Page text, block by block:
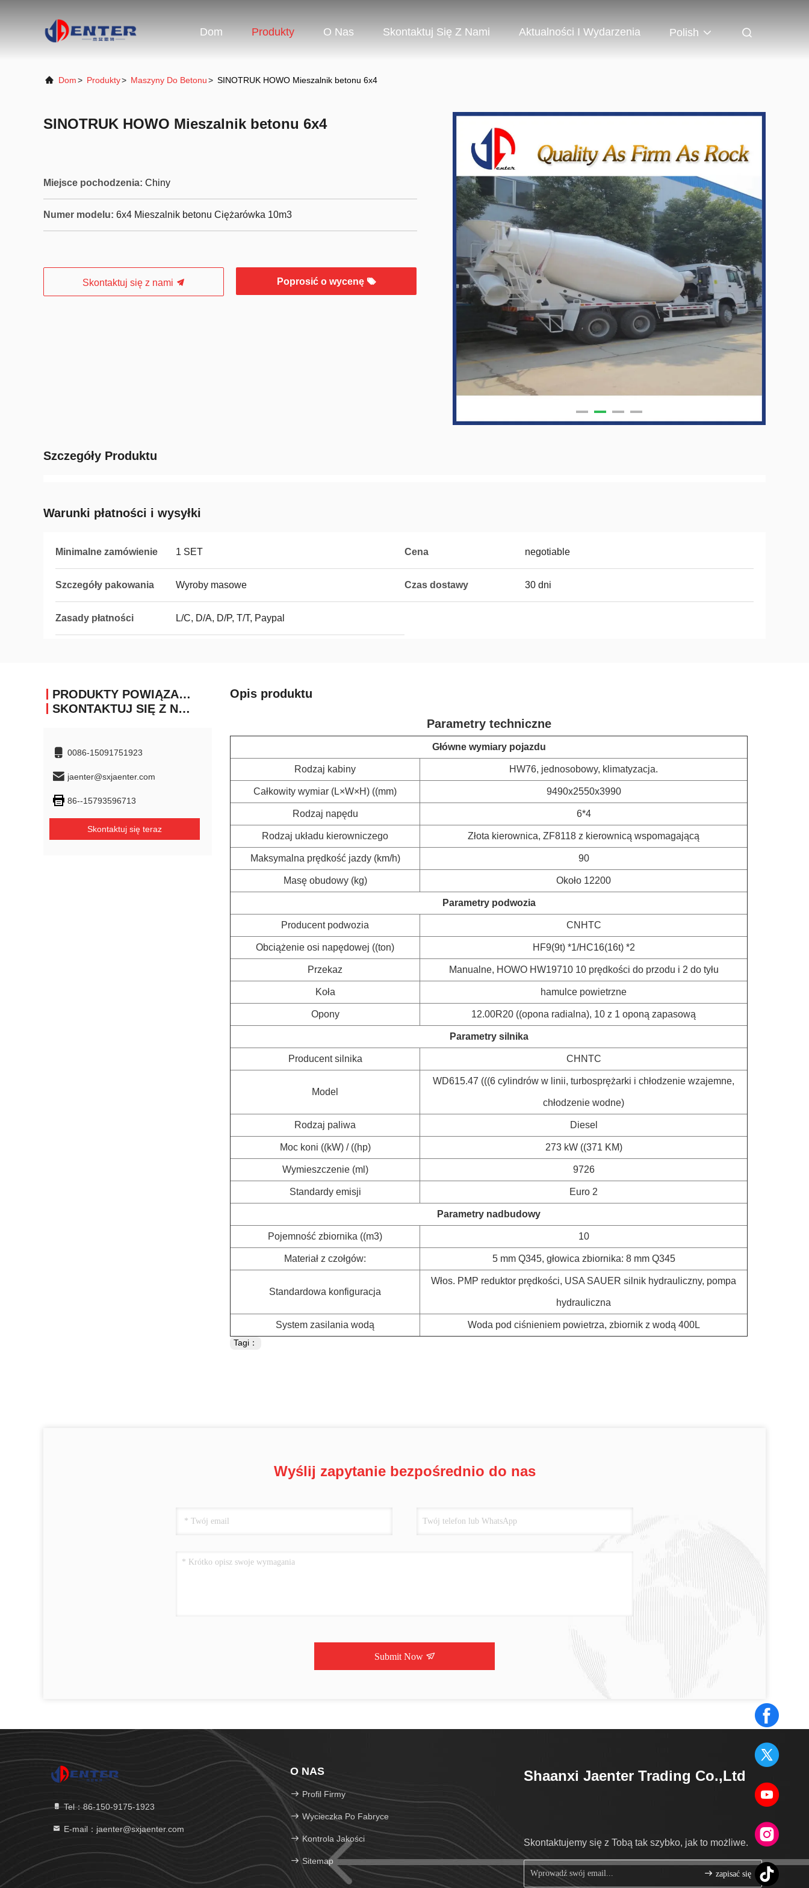
Dom Produkty O Nas Skontaktuj Się Z Nami Aktualności I Wydarzenia Polish
Dom> Produkty> Maszyny Do Betonu> SINOTRUK HOWO Mieszalnik betonu 6x4
SINOTRUK HOWO Mieszalnik betonu 6x4
Miejsce pochodzenia: Chiny
Numer modelu: 6x4 Mieszalnik betonu Ciężarówka 10m3
Skontaktuj się z nami Poprosić o wycenę
Szczegóły Produktu
Warunki płatności i wysyłki
Minimalne zamówienie 1 SET Cena negotiable
Szczegóły pakowania Wyroby masowe Czas dostawy 30 dni
Zasady płatności L/C, D/A, D/P, T/T, Paypal
PRODUKTY POWIĄZANE
SKONTAKTUJ SIĘ Z NAMI
0086-15091751923
jaenter@sxjaenter.com
86--15793596713
Skontaktuj się teraz
Opis produktu
Parametry techniczne
Główne wymiary pojazdu
Rodzaj kabiny HW76, jednosobowy, klimatyzacja.
Całkowity wymiar (L×W×H) ((mm) 9490x2550x3990
Rodzaj napędu 6*4
Rodzaj układu kierowniczego Złota kierownica, ZF8118 z kierownicą wspomagającą
Maksymalna prędkość jazdy (km/h) 90
Masę obudowy (kg) Około 12200
Parametry podwozia
Producent podwozia CNHTC
Obciążenie osi napędowej ((ton) HF9(9t) *1/HC16(16t) *2
Przekaz Manualne, HOWO HW19710 10 prędkości do przodu i 2 do tyłu
Koła hamulce powietrzne
Opony 12.00R20 ((opona radialna), 10 z 1 oponą zapasową
Parametry silnika
Producent silnika CHNTC
Model
WD615.47 (((6 cylindrów w linii, turbosprężarki i chłodzenie wzajemne,
chłodzenie wodne)
Rodzaj paliwa Diesel
Moc koni ((kW) / ((hp) 273 kW ((371 KM)
Wymieszczenie (ml) 9726
Standardy emisji Euro 2
Parametry nadbudowy
Pojemność zbiornika ((m3) 10
Materiał z czołgów: 5 mm Q345, głowica zbiornika: 8 mm Q345
Standardowa konfiguracja
Włos. PMP reduktor prędkości, USA SAUER silnik hydrauliczny, pompa
hydrauliczna
System zasilania wodą Woda pod ciśnieniem powietrza, zbiornik z wodą 400L
Tagi：
Wyślij zapytanie bezpośrednio do nas
Submit Now
Tel：86-150-9175-1923
E-mail：jaenter@sxjaenter.com
O NAS
Profil Firmy
Wycieczka Po Fabryce
Kontrola Jakości
Sitemap
Shaanxi Jaenter Trading Co.,Ltd
Skontaktujemy się z Tobą tak szybko, jak to możliwe.
zapisać się